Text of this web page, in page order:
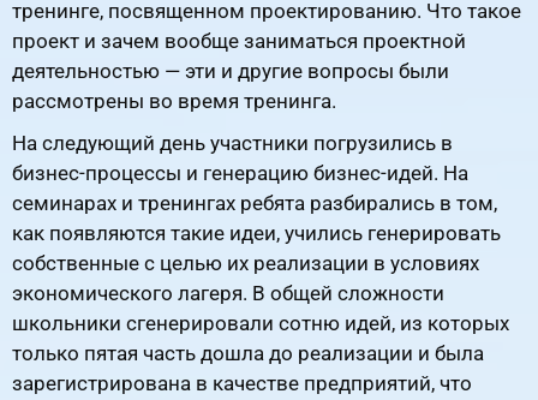
тренинге, посвященном проектированию. Что такое
проект и зачем вообще заниматься проектной
деятельностью — эти и другие вопросы были
рассмотрены во время тренинга.
На следующий день участники погрузились в
бизнес-процессы и генерацию бизнес-идей. На
семинарах и тренингах ребята разбирались в том,
как появляются такие идеи, учились генерировать
собственные с целью их реализации в условиях
экономического лагеря. В общей сложности
школьники сгенерировали сотню идей, из которых
только пятая часть дошла до реализации и была
зарегистрирована в качестве предприятий, что